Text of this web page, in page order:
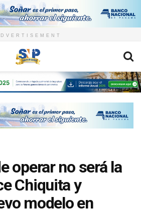
operar no será la
Chiquita y
modelo en